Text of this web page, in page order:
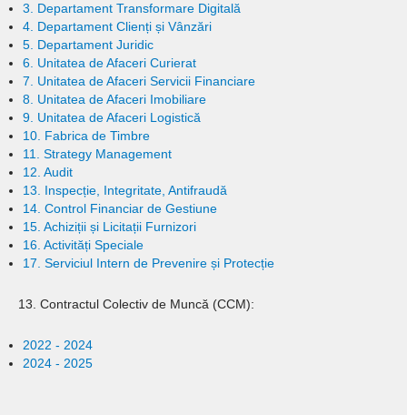
3. Departament Transformare Digitală
4. Departament Clienți și Vânzări
5. Departament Juridic
6. Unitatea de Afaceri Curierat
7. Unitatea de Afaceri Servicii Financiare
8. Unitatea de Afaceri Imobiliare
9. Unitatea de Afaceri Logistică
10. Fabrica de Timbre
11. Strategy Management
12. Audit
13. Inspecție, Integritate, Antifraudă
14. Control Financiar de Gestiune
15. Achiziții și Licitații Furnizori
16. Activități Speciale
17. Serviciul Intern de Prevenire și Protecție
13. Contractul Colectiv de Muncă (CCM):
2022 - 2024
2024 - 2025